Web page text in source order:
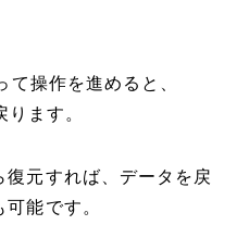
操作を進めると、
ます。
元すれば、データを戻
能です。